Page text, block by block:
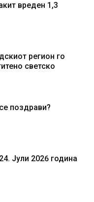
вреден 1,3
регион го
светско
поздрави?
Јули 2026 година